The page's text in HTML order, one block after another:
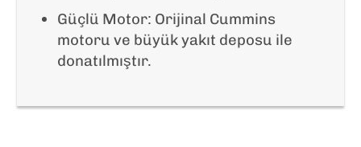
Güçlü Motor: Orijinal Cummins
motoru ve büyük yakıt deposu ile
donatılmıştır.